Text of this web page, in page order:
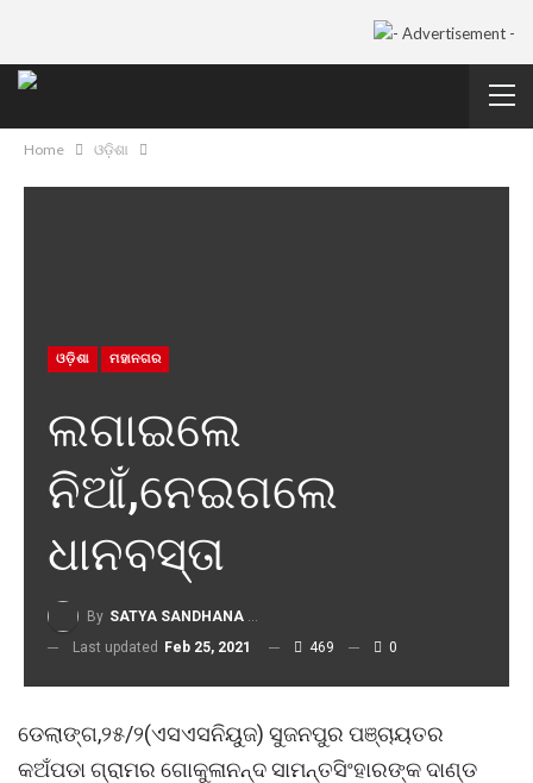
Home ଓଡ଼ିଶା
ଓଡ଼ିଶା ମହାନଗର
ଲଗାଇଲେ
ନିଆଁ,ନେଇଗଲେ
ଧାନବସ୍ତା
By SATYA SANDHANA DESK
Last updated Feb 25, 2021 469 0
ଡେଲାଙ୍ଗ,୨୫/୨(ଏସଏସନିୟୁଜ) ସୁଜନପୁର ପଞ୍ଚାୟତର
କଅଁପଡା ଗ୍ରାମର ଗୋକୁଳାନନ୍ଦ ସାମନ୍ତସିଂହାରଙ୍କ ଦାଣ୍ଡ